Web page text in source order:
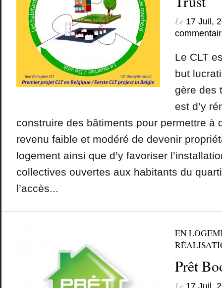
Le 17 Juil,
Le CLT
but
gère des
est d’y
construire des bâtiments pour permettre à
revenu faible et modéré de devenir
logement ainsi que d’y favoriser
collectives ouvertes aux habitants du
l’accès...
EN
Prêt
Le 17 Juil,